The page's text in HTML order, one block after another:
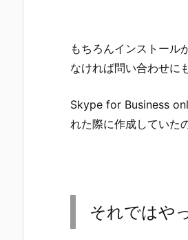
もちろんインストール
なければ問い合わせに
Skype for Business
れた際に作成していた
それではや